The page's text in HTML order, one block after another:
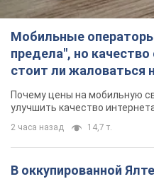
Мобильные
предела", но
стоит ли жаловаться
Почему цены на мобильную
улучшить качество
2 часа назад 14,7 т.
В оккупированной